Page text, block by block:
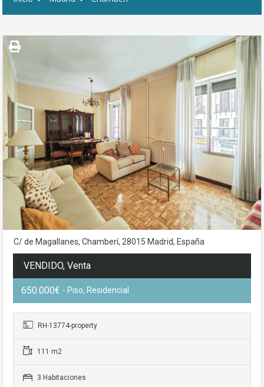
C/ de Magallanes, Chamberí, 28015 Madrid, España
VENDIDO, Venta
650.000€ - Piso, Residencial
RH-13774-property
111 m2
3 Habitaciones